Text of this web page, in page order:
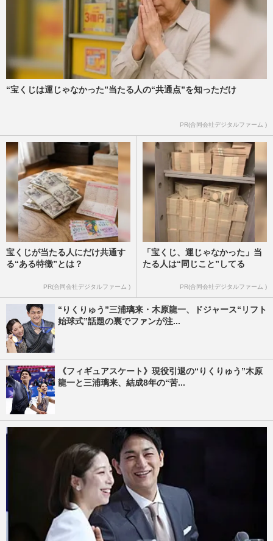
“宝くじは運じゃなかった”当たる人の“共通点”を知っただけ
PR(合同会社デジタルファーム )
宝くじが当たる人にだけ共通す
る“ある特徴”とは？
PR(合同会社デジタルファーム )
「宝くじ、運じゃなかった」当
たる人は“同じこと”してる
PR(合同会社デジタルファーム )
“りくりゅう”三浦璃来・木原龍一、ドジャース“リフト
始球式”話題の裏でファンが注...
《フィギュアスケート》現役引退の“りくりゅう”木原
龍一と三浦璃来、結成8年の“苦...